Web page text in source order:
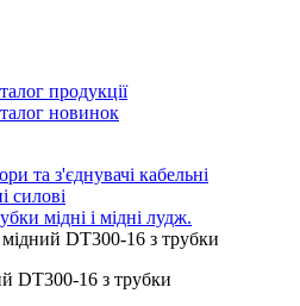
продукції
новинок
та з'єднувачі кабельні
силові
мідні і мідні лудж.
DT300-16 з трубки
DT300-16 з трубки